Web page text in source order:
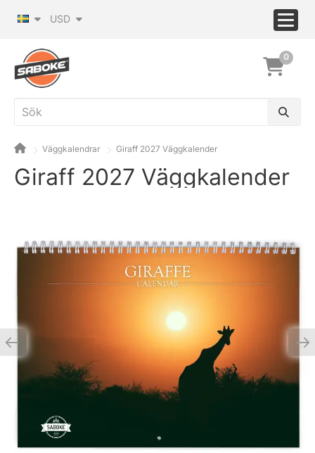
USD
0
Väggkalendrar Giraff 2027 Väggkalender
Giraff 2027 Väggkalender